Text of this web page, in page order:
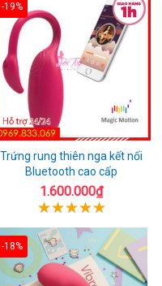
-19%
Trứng rung thiên nga kết nối
Bluetooth cao cấp
1.600.000₫
-18%